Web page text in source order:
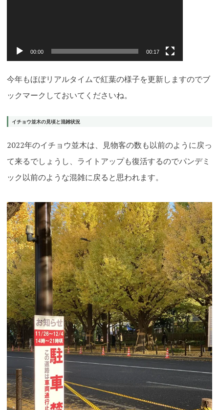
00:00 00:17
今年もほぼリアルタイムで紅葉の様子を更新しますのでブ
ックマークしておいてくださいね。
イチョウ並木の見頃と混雑状況
2022年のイチョウ並木は、見物客の数も以前のように戻っ
て来るでしょうし、ライトアップも復活するのでパンデミ
ック以前のような混雑に戻ると思われます。